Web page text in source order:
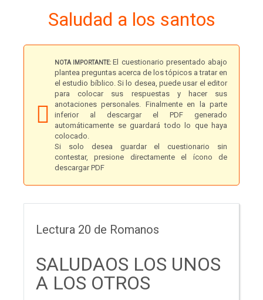
Saludad a los santos
NOTA IMPORTANTE: El cuestionario presentado abajo
plantea preguntas acerca de los tópicos a tratar en
el estudio bíblico. Si lo desea, puede usar el editor
para colocar sus respuestas y hacer sus
anotaciones personales. Finalmente en la parte
inferior al descargar el PDF generado
automáticamente se guardará todo lo que haya
colocado.
Si solo desea guardar el cuestionario sin
contestar, presione directamente el ícono de
descargar PDF
Lectura 20 de Romanos
SALUDAOS LOS UNOS
A LOS OTROS